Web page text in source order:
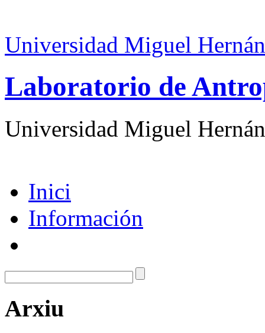
Universidad Miguel
Laboratorio de
Universidad Miguel
Inici
Información
Arxiu